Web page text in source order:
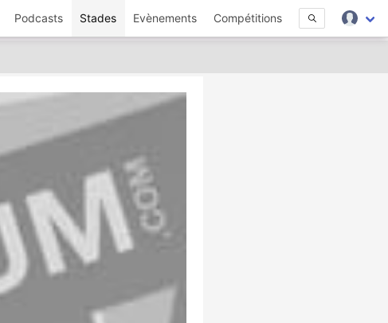
Podcasts Stades Evènements Compétitions